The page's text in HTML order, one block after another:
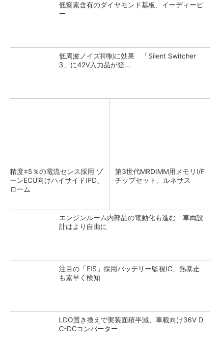
低窒素含有のダイヤモンド基板、イーディーピ
ー
低周波ノイズ抑制に効果 「Silent Switcher
3」に42V入力品が登...
精度±5％の電流センス採用 ゾ
ーンECU向けハイサイドIPD、
ローム
第3世代MRDIMM用メモリI/F
チップセット、ルネサス
エンジンルーム内部品の電動化も進む 車両設
計はより自由に
注目の「EIS」採用バッテリー監視IC、熱暴走
も素早く検知
LDO置き換えで実装面積半減、車載向け36V D
C-DCコンバーター